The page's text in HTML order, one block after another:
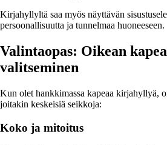
Kirjahyllyltä saa myös näyttävän
persoonallisuutta ja tunnelmaa huoneeseen.
Valintaopas: Oikean
valitseminen
Kun olet hankkimassa kapeaa kirjahyllyä,
joitakin keskeisiä seikkoja:
Koko ja mitoitus